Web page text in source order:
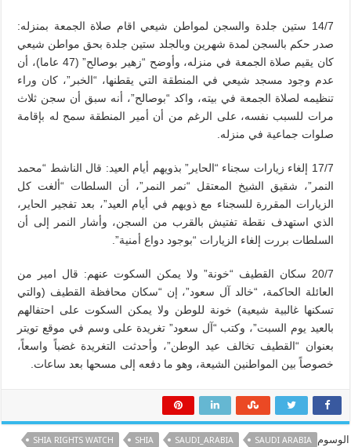
14/7 ستين جلدة والسجن لمواطن شيعي اقام صلاة الجمعة بمنزله:
صدر حكم بالسجن لمدة شهرين وبالجلد ستين جلدة بحق مواطن شيعي
كان يقيم صلاة الجمعة في منزله، وأوضح “زهير بوصالح” (47 عاما)، أن
عدم وجود مسجد شيعي في المنطقة التي يقطنها، “الخبر”، كان وراء
تنظيمه لصلاة الجمعة في بيته، واكد “بوصالح”، أنه سبق أن سجن ثلاث
مرات للسبب نفسه، على الرغم من أن أمير المنطقة سمح له بإقامة
صلوات جماعية في منزله.
17/7 إلغاء زيارات سجناء “الحاير” بذويهم أيام العيد: قال الناشط “محمد
النمر”، شقيق الشيخ المعتقل “نمر النمر”، أن السلطات “ألغت كل
الزيارات المقررة للسجناء مع ذويهم في أيام العيد”، بعد تفجير الحاير،
الذي استهدف نقطة تفتيش بالقرب من السجن، وأشار النمر إلى أن
السلطات بررت إلغاء الزيارات “بوجود دواع أمنية”.
20/7 سكان القطيف “خونة” ولا يمكن السكوت عنهم: قال امير من
العائلة الحاكمة، “خالد آل سعود”، إن “سكان محافظة القطيف (والتي
تسكنها غالبية شيعية) خونة للوطن ولا يمكن السكوت على احتفالهم
بالعيد يوم السبت”، وكتب “آل سعود” تغريدة على وسم في موقع تويتر
بعنوان “القطيف تخالف عيد الوطن”، وأحدثت التغريدة غضباً واسعاً،
خصوصاً بين المواطنين الشيعة، وهو ما دفعه إلى مسحها بعد ساعات.
الوسوم SAUDI ARABIA
SAUDI_ARABIA
SHIA
SHIA RIGHTS WATCH